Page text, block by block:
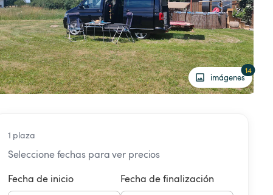
imágenes
14
1 plaza
Seleccione fechas para ver precios
Fecha de inicio
Fecha de finalización